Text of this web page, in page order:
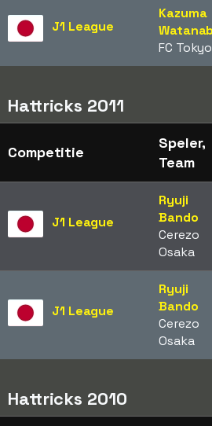
J1 League
Kazuma
FC Tokyo
Hattricks 2011
Competitie
Speler,
Team
J1 League
Ryuji
Bando
Cerezo
Osaka
J1 League
Ryuji
Bando
Cerezo
Osaka
Hattricks 2010